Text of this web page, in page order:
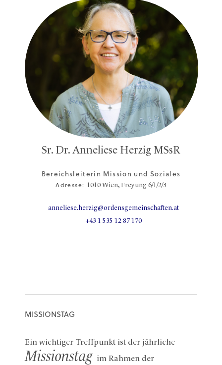
Sr. Dr. Anneliese Herzig MSsR
Bereichsleiterin Mission und Soziales
Adresse: 1010 Wien, Freyung 6/1/2/3
anneliese.herzig@ordensgemeinschaften.at
+43 1 535 12 87 170
MISSIONSTAG
Ein wichtiger Treffpunkt ist der jährliche
Missionstag im Rahmen der